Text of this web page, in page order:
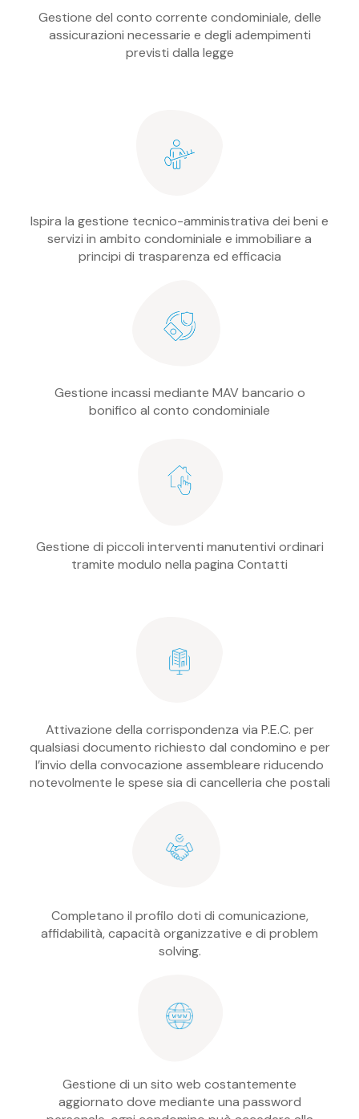
Gestione del conto corrente condominiale, delle
assicurazioni necessarie e degli adempimenti
previsti dalla legge
Ispira la gestione tecnico-amministrativa dei beni e
servizi in ambito condominiale e immobiliare a
principi di trasparenza ed efficacia
Gestione incassi mediante MAV bancario o
bonifico al conto condominiale
Gestione di piccoli interventi manutentivi ordinari
tramite modulo nella pagina Contatti
Attivazione della corrispondenza via P.E.C. per
qualsiasi documento richiesto dal condomino e per
l’invio della convocazione assembleare riducendo
notevolmente le spese sia di cancelleria che postali
Completano il profilo doti di comunicazione,
affidabilità, capacità organizzative e di problem
solving.
Gestione di un sito web costantemente
aggiornato dove mediante una password